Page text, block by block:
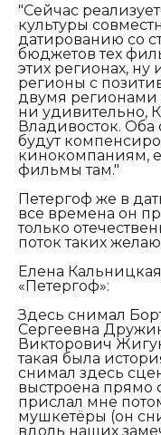
"Сейчас
культуры
датированию со
бюджетов тех
этих регионах, ну
регионы с
двумя регионами
ни удивительно,
Владивосток.
будут
кинокомпаниям,
фильмы там."
Петергоф же в
все времена он
только
поток таких
Елена
«Петергоф»:
Здесь снимал
Сергеевна
Викторович
такая была
снимал здесь
выстроена прямо
прислал мне
мушкетёры (он
вдоль наших